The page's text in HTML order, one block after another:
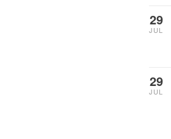
29
JUL
29
JUL